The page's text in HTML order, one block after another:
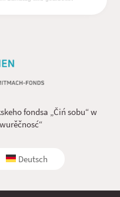
fondsa „Čiń sobu“ w
Deutsch